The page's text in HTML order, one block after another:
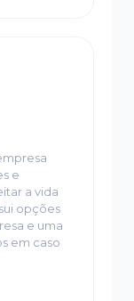
e
a vida
opções
e uma
em caso